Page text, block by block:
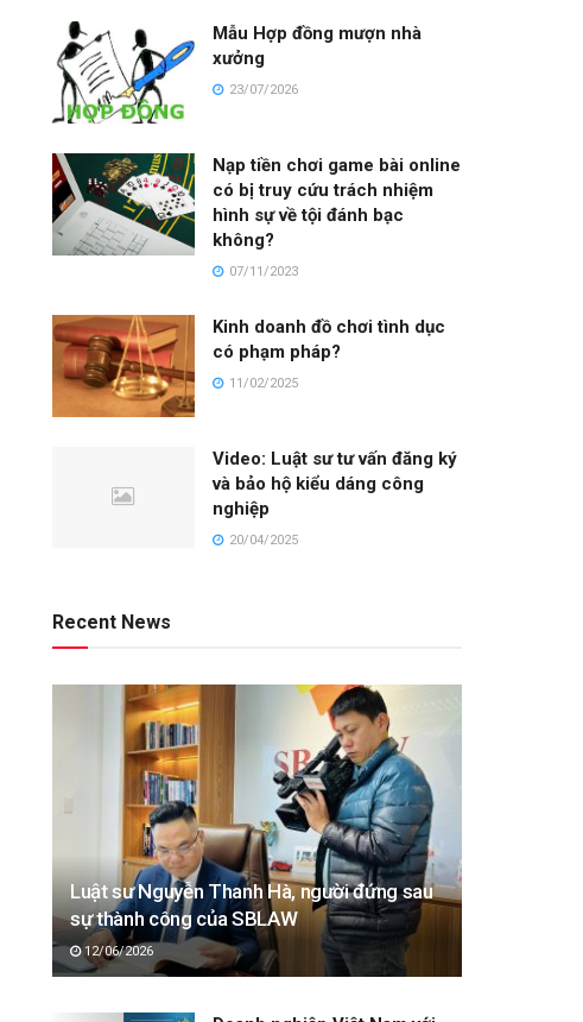
Mẫu Hợp đồng mượn nhà
xưởng
23/07/2026
Nạp tiền chơi game bài online
có bị truy cứu trách nhiệm
hình sự về tội đánh bạc
không?
07/11/2023
Kinh doanh đồ chơi tình dục
có phạm pháp?
11/02/2025
Video: Luật sư tư vấn đăng ký
và bảo hộ kiểu dáng công
nghiệp
20/04/2025
Recent News
Luật sư Nguyễn Thanh Hà, người đứng sau
sự thành công của SBLAW
12/06/2026